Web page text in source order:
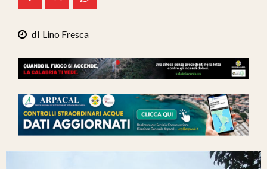
Mix Zone
Lino Fresca